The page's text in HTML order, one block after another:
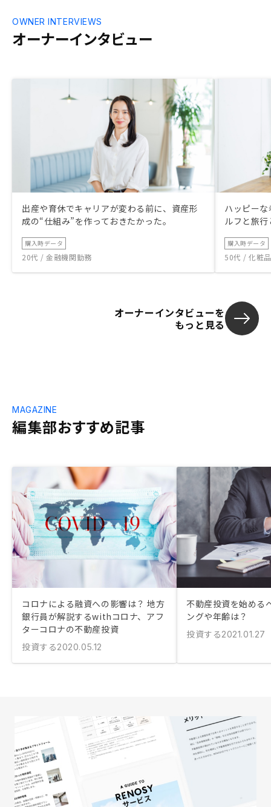
オーナーインタビュー
OWNER INTERVIEWS
出産や育休でキャリアが変わる前に、資産形
成の“仕組み”を作っておきたかった。
購入時データ
20代 / 金融機関勤務
ハッピー
ルフと旅
購入時データ
50代 / 化粧
オーナーインタビューを
もっと見る
編集部おすすめ記事
MAGAZINE
コロナによる融資への影響は？ 地方
銀行員が解説するwithコロナ、アフ
ターコロナの不動産投資
投資する2020.05.12
不動産投資を始める
ングや年齢は？
投資する2021.01.27